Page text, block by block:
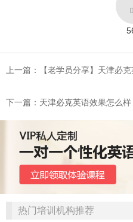
上一篇：【老学员分享】​天津必
下一篇：天津必克英语效果怎么
热门培训机构推荐